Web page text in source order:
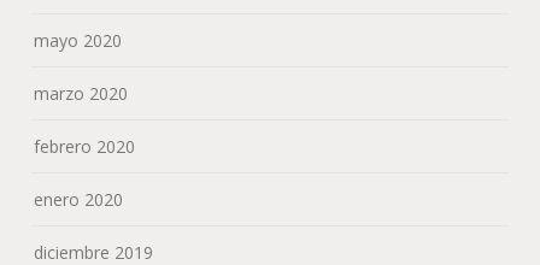
mayo 2020
marzo 2020
febrero 2020
enero 2020
diciembre 2019